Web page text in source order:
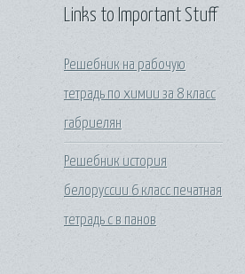
Links to Important Stuff
Решебник на рабочую
тетрадь по химии за 8 класс
габриелян
Решебник история
белоруссии 6 класс печатная
тетрадь с в панов